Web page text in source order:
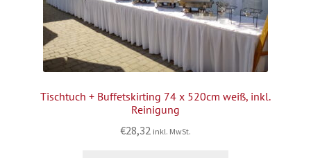
Tischtuch + Buffetskirting 74 x 520cm weiß, inkl.
Reinigung
€28,32 inkl. MwSt.